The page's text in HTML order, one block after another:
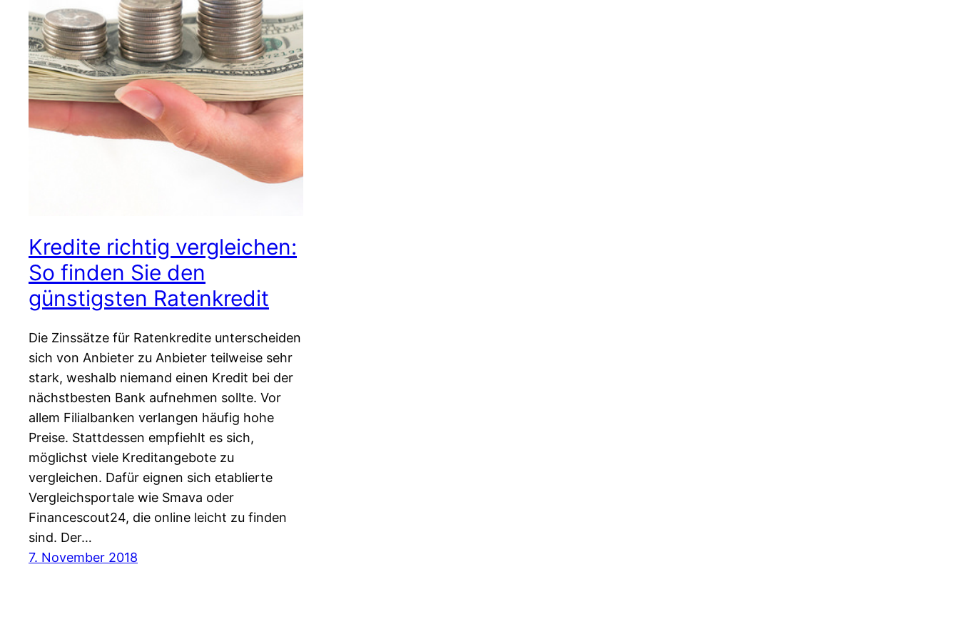
Kredite richtig vergleichen:
So finden Sie den
günstigsten Ratenkredit
Die Zinssätze für Ratenkredite unterscheiden
sich von Anbieter zu Anbieter teilweise sehr
stark, weshalb niemand einen Kredit bei der
nächstbesten Bank aufnehmen sollte. Vor
allem Filialbanken verlangen häufig hohe
Preise. Stattdessen empfiehlt es sich,
möglichst viele Kreditangebote zu
vergleichen. Dafür eignen sich etablierte
Vergleichsportale wie Smava oder
Financescout24, die online leicht zu finden
sind. Der…
7. November 2018